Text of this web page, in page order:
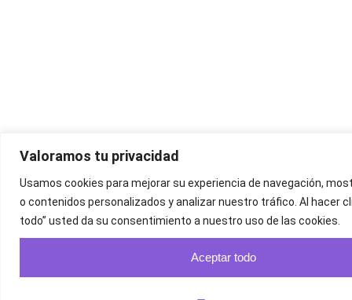
Valoramos tu privacidad
Usamos cookies para mejorar su experiencia de navegación,
o contenidos personalizados y analizar nuestro tráfico. Al hacer
todo” usted da su consentimiento a nuestro uso de las cookies.
Aceptar todo